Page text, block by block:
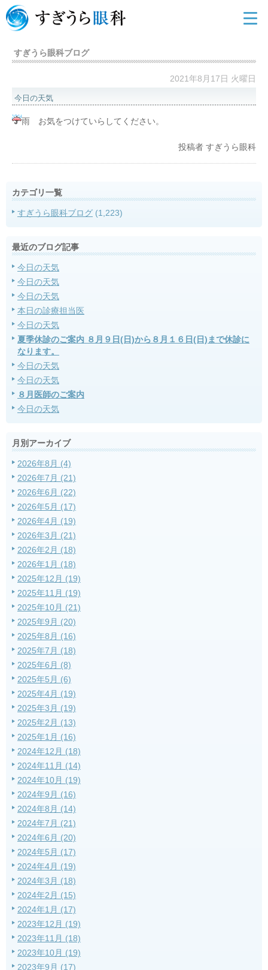
すぎうら眼科ブログ
2021年8月17日 火曜日
今日の天気
雨 お気をつけていらしてください。
投稿者 すぎうら眼科
カテゴリ一覧
すぎうら眼科ブログ (1,223)
最近のブログ記事
今日の天気
今日の天気
今日の天気
本日の診療担当医
今日の天気
夏季休診のご案内 ８月９日(日)から８月１６日(日)まで休診に
なります。
今日の天気
今日の天気
８月医師のご案内
今日の天気
月別アーカイブ
2026年8月 (4)
2026年7月 (21)
2026年6月 (22)
2026年5月 (17)
2026年4月 (19)
2026年3月 (21)
2026年2月 (18)
2026年1月 (18)
2025年12月 (19)
2025年11月 (19)
2025年10月 (21)
2025年9月 (20)
2025年8月 (16)
2025年7月 (18)
2025年6月 (8)
2025年5月 (6)
2025年4月 (19)
2025年3月 (19)
2025年2月 (13)
2025年1月 (16)
2024年12月 (18)
2024年11月 (14)
2024年10月 (19)
2024年9月 (16)
2024年8月 (14)
2024年7月 (21)
2024年6月 (20)
2024年5月 (17)
2024年4月 (19)
2024年3月 (18)
2024年2月 (15)
2024年1月 (17)
2023年12月 (19)
2023年11月 (18)
2023年10月 (19)
2023年9月 (17)